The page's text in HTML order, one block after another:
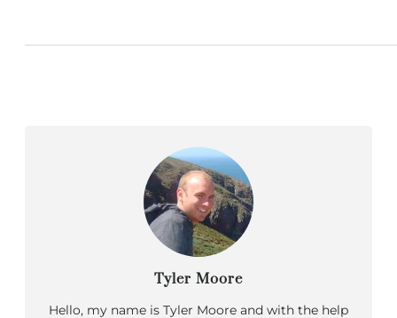
Tyler Moore
Hello, my name is Tyler Moore and with the help